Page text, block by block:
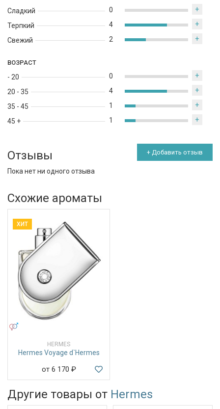
Сладкий
Терпкий
Свежий
0 +
4 +
2 +
ВОЗРАСТ
- 20
20 - 35
35 - 45
45 +
0 +
4 +
1 +
1 +
Отзывы + Добавить отзыв
Пока нет ни одного отзыва
Схожие ароматы
ХИТ
HERMES
Hermes Voyage d`Hermes
от 6 170 ₽
Другие товары от Hermes